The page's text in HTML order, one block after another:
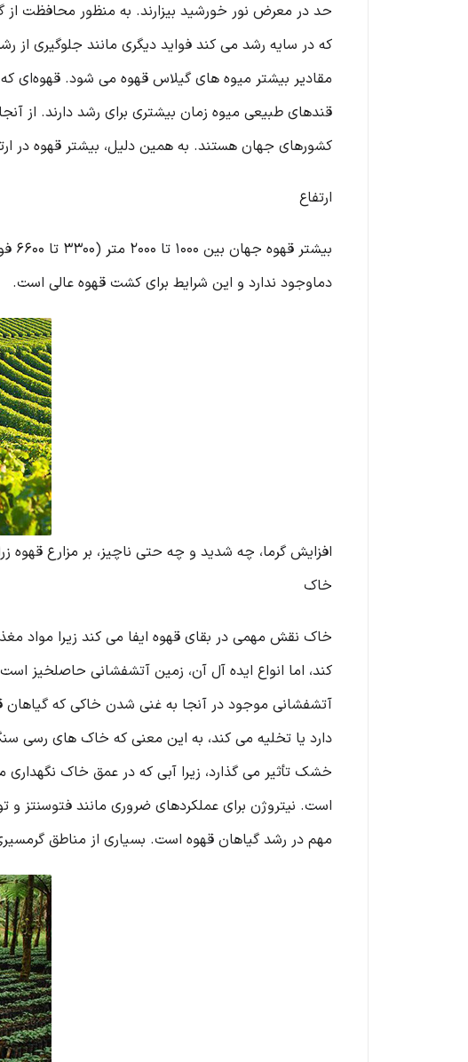
حد در معرض نور خورشید بیزارند. به منظور محافظت از
که در سایه رشد می کند فواید دیگری مانند جلوگیری از
مقادیر بیشتر میوه های گیلاس قهوه می شود. قهوه‌ای
قندهای طبیعی میوه زمان بیشتری برای رشد دارند. از
کشورهای جهان هستند. به همین دلیل، بیشتر قهوه در
ارتفاع
دماوجود ندارد و این شرایط برای کشت قهوه عالی است.
افزایش گرما، چه شدید و چه حتی ناچیز، بر مزارع قهوه
خاک
خاک نقش مهمی در بقای قهوه ایفا می کند زیرا مواد
کند، اما انواع ایده ‌آل آن، زمین آتشفشانی حاصلخیز
آتشفشانی موجود در آنجا به غنی شدن خاکی که
دارد یا تخلیه می کند، به این معنی که خاک های رسی
خشک تأثیر می گذارد، زیرا آبی که در عمق خاک
مهم در رشد گیاهان قهوه است. بسیاری از مناطق